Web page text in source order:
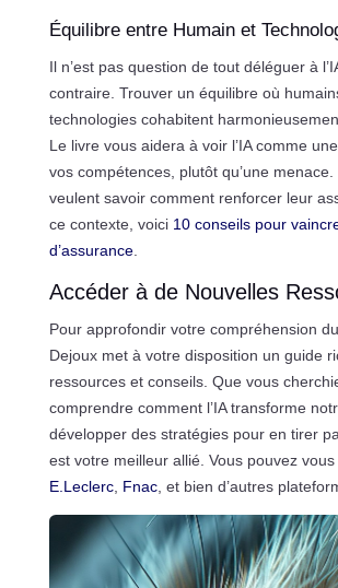
Équilibre entre Humain et
Il n’est pas question de tout déléguer à
contraire. Trouver un équilibre où
technologies cohabitent
Le livre vous aidera à voir l’IA comme
vos compétences, plutôt qu’une
veulent savoir comment renforcer leur
ce contexte, voici 10 conseils pour
d’assurance.
Accéder à de Nouvelles
Pour approfondir votre compréhension
Dejoux met à votre disposition un guide
ressources et conseils. Que vous
comprendre comment l’IA transforme
développer des stratégies pour en tirer
est votre meilleur allié. Vous pouvez
E.Leclerc, Fnac, et bien d’autres